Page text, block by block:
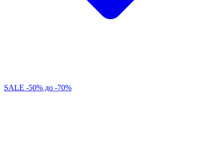
SALE -50% до -70%